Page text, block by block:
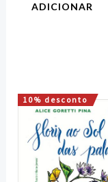
ADICIONAR
10% desconto
O
original
era:
10,00 €.
O
preço
atual
é:
9,00 €.